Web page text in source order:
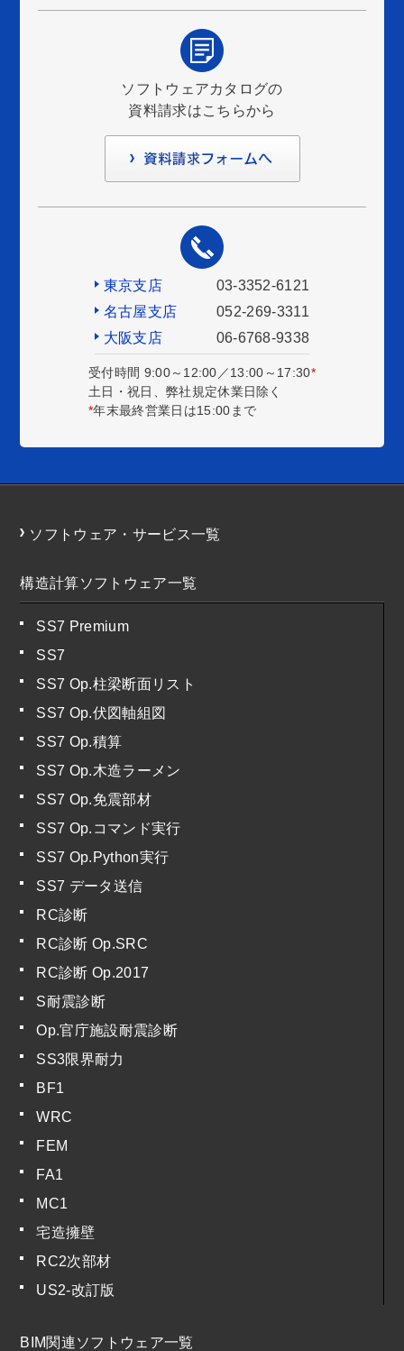
ソフトウェアカタログの
資料請求はこちらから
東京支店
03-3352-6121
名古屋支店
052-269-3311
大阪支店
06-6768-9338
受付時間 9:00～12:00／13:00～17:30*
土日・祝日、弊社規定休業日除く
*年末最終営業日は15:00まで
ソフトウェア・サービス一覧
構造計算ソフトウェア一覧
SS7 Premium
SS7
SS7 Op.柱梁断面リスト
SS7 Op.伏図軸組図
SS7 Op.積算
SS7 Op.木造ラーメン
SS7 Op.免震部材
SS7 Op.コマンド実行
SS7 Op.Python実行
SS7 データ送信
RC診断
RC診断 Op.SRC
RC診断 Op.2017
S耐震診断
Op.官庁施設耐震診断
SS3限界耐力
BF1
WRC
FEM
FA1
MC1
宅造擁壁
RC2次部材
US2-改訂版
BIM関連ソフトウェア一覧